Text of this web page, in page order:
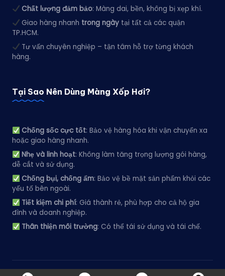
Chất lượng đảm bảo: Màng dai, bền, không bị xẹp khí.
Giao hàng nhanh trong ngày tại tất cả các quận
TP.HCM.
Tư vấn chuyên nghiệp – tận tâm hỗ trợ từng khách
hàng.
Tại Sao Nên Dùng Màng Xốp Hơi?
Chống sốc cực tốt: Bảo vệ hàng hóa khi vận chuyển xa
hoặc giao hàng nhanh.
Nhẹ và linh hoạt: Không làm tăng trọng lượng gói hàng,
dễ cắt và sử dụng.
Chống bụi, chống ẩm: Bảo vệ bề mặt sản phẩm khỏi các
yếu tố bên ngoài.
Tiết kiệm chi phí: Giá thành rẻ, phù hợp cho cả hộ gia
đình và doanh nghiệp.
Thân thiện môi trường: Có thể tái sử dụng và tái chế.